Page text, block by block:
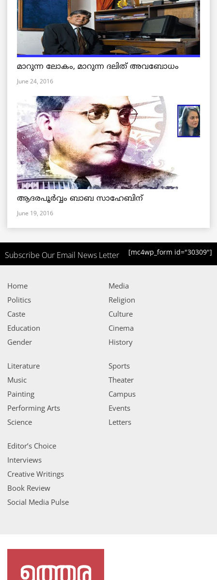
മാറുന്ന ലോകം, മാറുന്ന ദലിത് അവബോധം
June 24, 2016
ആദരപൂര്‍വ്വം ബാബ സാഹേബിന്
June 19, 2016
Subscribe Our Email News Letter [mc4wp_form id="30309"]
Home
Politics
Caste
Education
Gender
Media
Religion
Culture
Cinema
History
Literature
Music
Painting
Performing Arts
Science
Sports
Theater
Campus
Events
Letters
Editor’s Choice
Interviews
Creative Writings
Book Review
Social Media Pulse